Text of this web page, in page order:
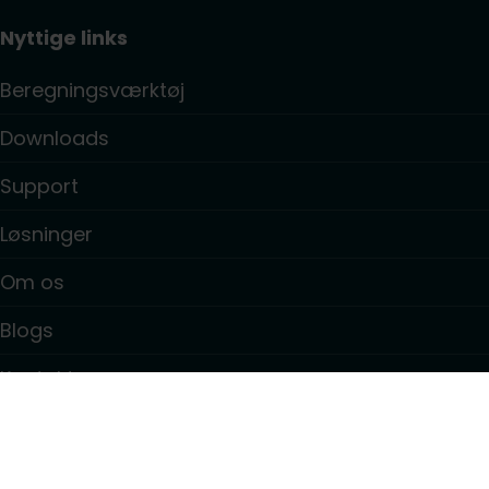
Nyttige links
Beregningsværktøj
Downloads
Support
Løsninger
Om os
Blogs
Kontakt